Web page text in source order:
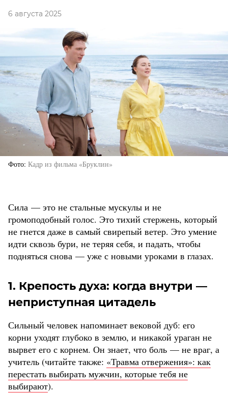
6 августа 2025
Фото Кадр из фильма «Бруклин»
Сила — это не стальные мускулы и не
громоподобный голос. Это тихий стержень, который
не гнется даже в самый свирепый ветер. Это умение
идти сквозь бури, не теряя себя, и падать, чтобы
подняться снова — уже с новыми уроками в глазах.
1. Крепость духа: когда внутри —
неприступная цитадель
Сильный человек напоминает вековой дуб: его
корни уходят глубоко в землю, и никакой ураган не
вырвет его с корнем. Он знает, что боль — не враг, а
учитель (читайте также: «Травма отвержения»: как
перестать выбирать мужчин, которые тебя не
выбирают).